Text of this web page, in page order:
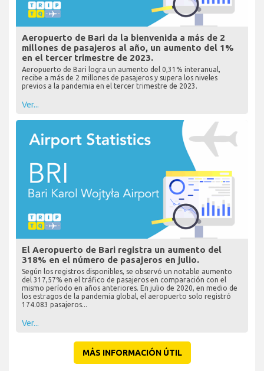
Aeropuerto de Bari da la bienvenida a más de 2
millones de pasajeros al año, un aumento del 1%
en el tercer trimestre de 2023.
Aeropuerto de Bari logra un aumento del 0,31% interanual,
recibe a más de 2 millones de pasajeros y supera los niveles
previos a la pandemia en el tercer trimestre de 2023.
Ver...
El Aeropuerto de Bari registra un aumento del
318% en el número de pasajeros en julio.
Según los registros disponibles, se observó un notable aumento
del 317,57% en el tráfico de pasajeros en comparación con el
mismo período en años anteriores. En julio de 2020, en medio de
los estragos de la pandemia global, el aeropuerto solo registró
174.083 pasajeros...
Ver...
MÁS INFORMACIÓN ÚTIL